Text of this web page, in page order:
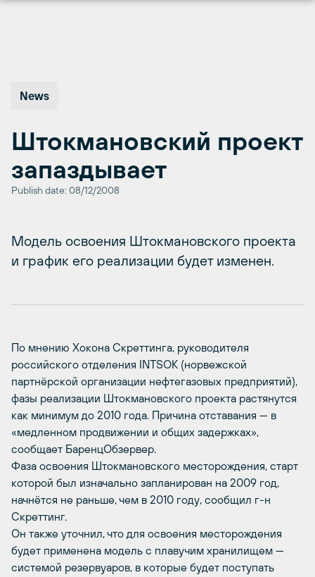
News
Штокмановский проект
запаздывает
Publish date: 08/12/2008
Модель освоения Штокмановского проекта
и график его реализации будет изменен.
По мнению Хокона Скреттинга, руководителя
российского отделения INTSOK (норвежской
партнёрской организации нефтегазовых предприятий),
фазы реализации Штокмановского проекта растянутся
как минимум до 2010 года. Причина отставания — в
«медленном продвижении и общих задержках»,
сообщает БаренцОбзервер.
Фаза освоения Штокмановского месторождения, старт
которой был изначально запланирован на 2009 год,
начнётся не раньше, чем в 2010 году, сообщил г-н
Скреттинг.
Он также уточнил, что для освоения месторождения
будет применена модель с плавучим хранилищем —
системой резервуаров, в которые будет поступать